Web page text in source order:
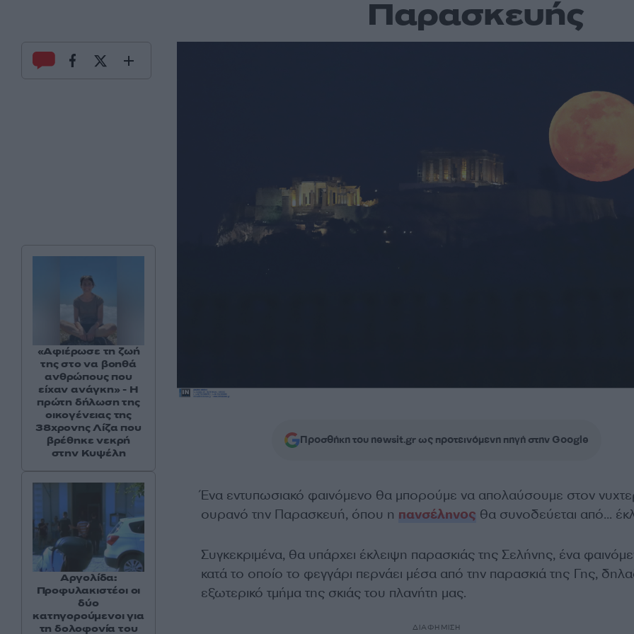
Παρασκευής
Προσθήκη του newsit.gr ως προτεινόμενη πηγή στην Google
Ένα εντυπωσιακό φαινόμενο θα μπορούμε να απολαύσουμε στον
ουρανό την Παρασκευή, όπου η πανσέληνος θα συνοδεύεται από…
Συγκεκριμένα, θα υπάρχει έκλειψη παρασκιάς της Σελήνης, ένα
κατά το οποίο το φεγγάρι περνάει μέσα από την παρασκιά της Γης,
εξωτερικό τμήμα της σκιάς του πλανήτη μας.
ΔΙΑΦΗΜΙΣΗ
«Αφιέρωσε τη ζωή
της στο να βοηθά
ανθρώπους που
είχαν ανάγκη» - Η
πρώτη δήλωση της
οικογένειας της
38χρονης Λίζα που
βρέθηκε νεκρή
στην Κυψέλη
Αργολίδα:
Προφυλακιστέοι οι
δύο
κατηγορούμενοι για
τη δολοφονία του